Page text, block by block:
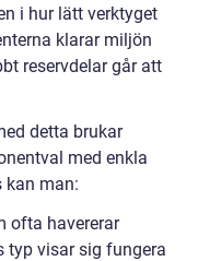
i hur lätt verktyget
klarar miljön
reservdelar går att
detta brukar
med enkla
kan man:
ofta havererar
typ visar sig fungera